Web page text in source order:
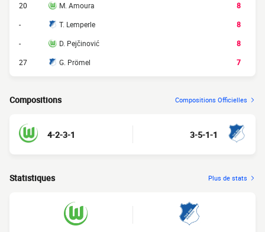
20
M. Amoura
8
-
T. Lemperle
8
-
D. Pejčinović
8
27
G. Prömel 7
Compositions Compositions Officielles
4-2-3-1 3-5-1-1
Statistiques Plus de stats